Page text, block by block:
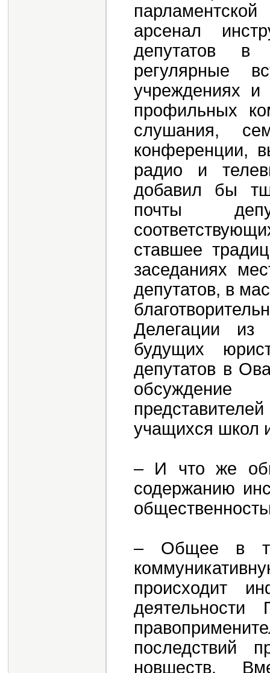
арсенал
депутатов в
регулярные
учреждениях и
профильных
слушания,
конференции,
радио и
добавил бы
почты
ставшее
заседаниях
депутатов, в
Делегации из
будущих
депутатов в
учащихся школ
– И что же
содержанию
– Общее в
происходит
деятельности
последствий
новшеств.